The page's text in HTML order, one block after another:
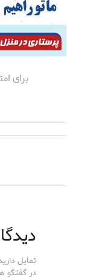
برای
تمایل
در گفتگو